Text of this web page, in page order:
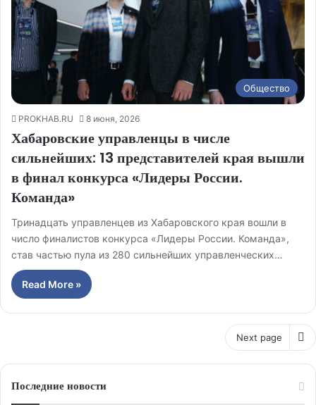
Общество
PROKHAB.RU 8 июня, 2026
Хабаровские управленцы в числе
сильнейших: 13 представителей края вышли
в финал конкурса «Лидеры России.
Команда»
Тринадцать управленцев из Хабаровского края вошли в
число финалистов конкурса «Лидеры России. Команда»,
став частью пула из 280 сильнейших управленческих…
Read More »
Next page
Последние новости